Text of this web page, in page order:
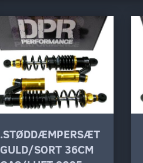
.STØDDÆMPERSÆT
GULD/SORT 36CM